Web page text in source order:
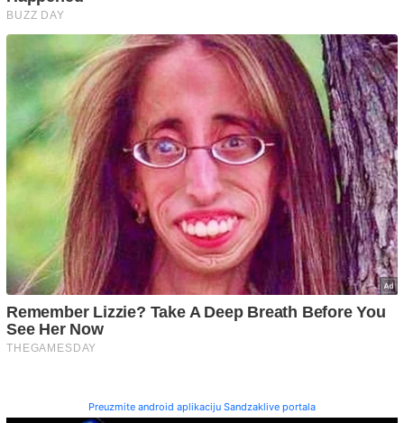
Preuzmite android aplikaciju Sandzaklive portala